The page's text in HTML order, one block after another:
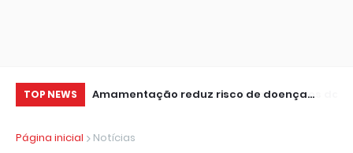
TOP NEWS
dados da 1ª
Amamentação reduz risco de doença
Página inicial
Notícias